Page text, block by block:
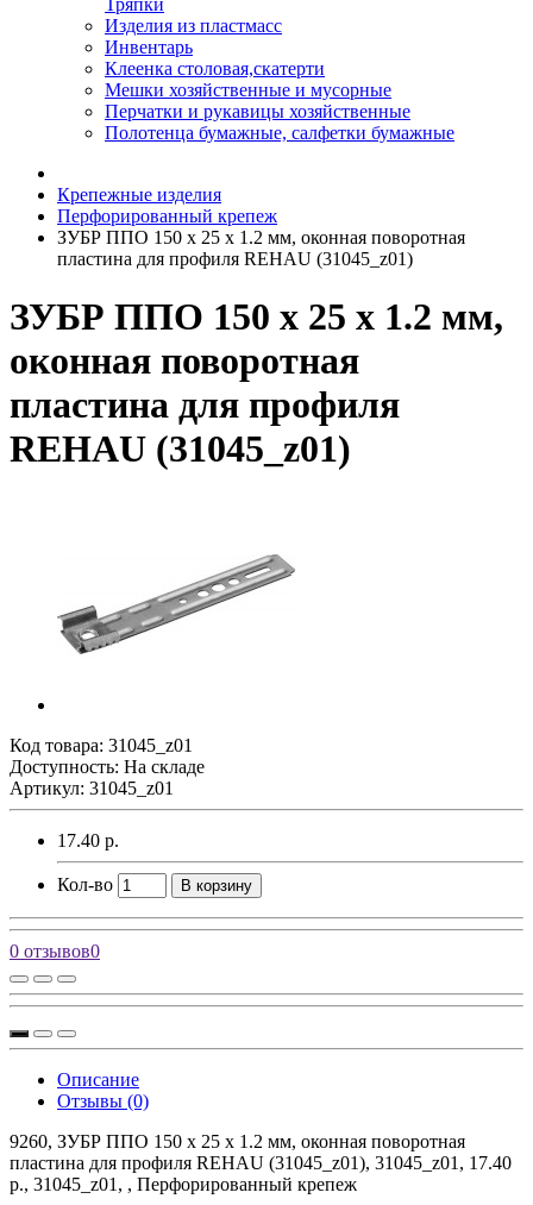
Тряпки
Изделия из пластмасс
Инвентарь
Клеенка столовая,скатерти
Мешки хозяйственные и мусорные
Перчатки и рукавицы хозяйственные
Полотенца бумажные, салфетки бумажные
Крепежные изделия
Перфорированный крепеж
ЗУБР ППО 150 х 25 х 1.2 мм, оконная поворотная
пластина для профиля REHAU (31045_z01)
ЗУБР ППО 150 х 25 х 1.2 мм,
оконная поворотная
пластина для профиля
REHAU (31045_z01)
Код товара: 31045_z01
Доступность: На складе
Артикул: 31045_z01
17.40 р.
Кол-во В корзину
0 отзывов0
Описание
Отзывы (0)
9260, ЗУБР ППО 150 х 25 х 1.2 мм, оконная поворотная
пластина для профиля REHAU (31045_z01), 31045_z01, 17.40
р., 31045_z01, , Перфорированный крепеж